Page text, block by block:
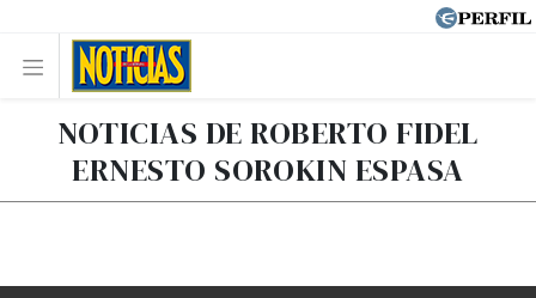
NOTICIAS DE ROBERTO FIDEL
ERNESTO SOROKIN ESPASA